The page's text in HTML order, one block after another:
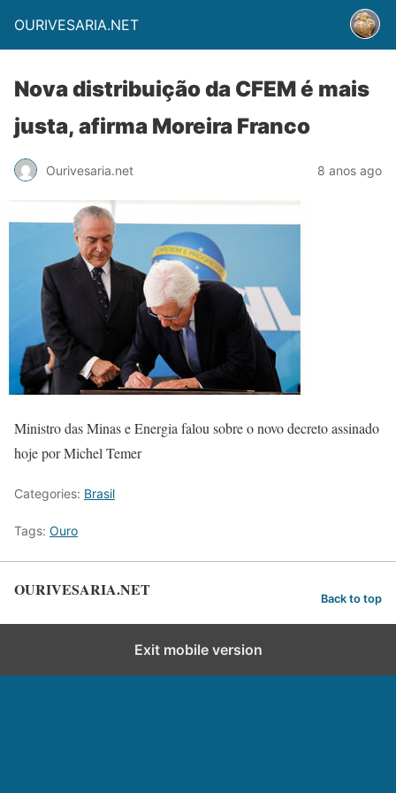
OURIVESARIA.NET
Nova distribuição da CFEM é mais
justa, afirma Moreira Franco
Ourivesaria.net 8 anos ago
Ministro das Minas e Energia falou sobre o novo decreto assinado
hoje por Michel Temer
Categories: Brasil
Tags: Ouro
OURIVESARIA.NET Back to top
Exit mobile version